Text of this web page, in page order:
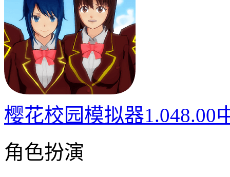
樱花校园模拟器1.048.00
角色扮演